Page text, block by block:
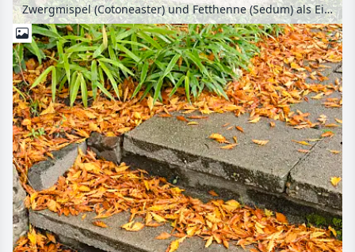
Zwergmispel (Cotoneaster) und Fetthenne (Sedum) als Einfassung von Stufen aus Naturstein